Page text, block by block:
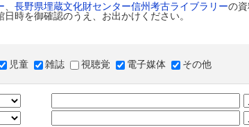
長野県埋蔵文化財センター信州考古ライブラリーの
時を御確認のうえ、お出かけください。
児童 雑誌 視聴覚 電子媒体 その他